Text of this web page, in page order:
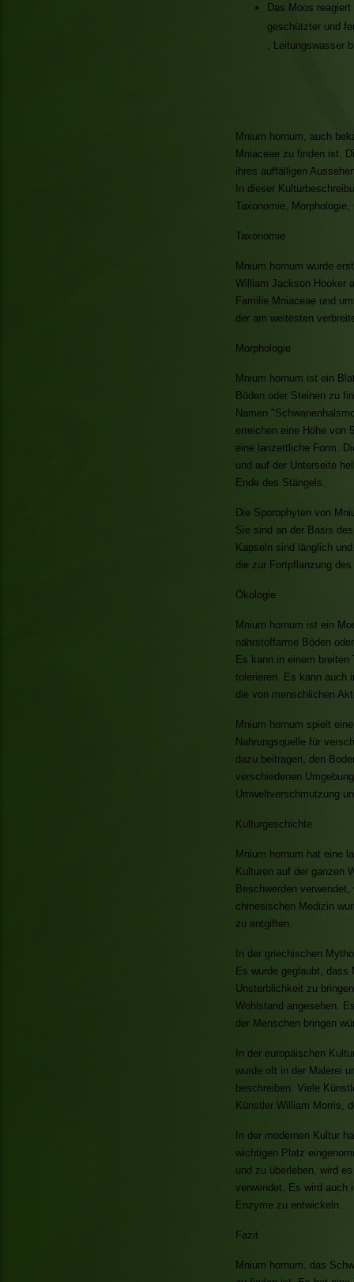
Das Moos
geschützter und
, Leitungswasser
Mnium hornum, auch
Mniaceae zu finden ist.
ihres auffälligen
In dieser
Taxonomie,
Taxonomie
Mnium hornum wurde
William Jackson Hooker
Familie Mniaceae und
der am weitesten
Morphologie
Mnium hornum ist ein
Böden oder Steinen zu
Namen
erreichen eine Höhe von
eine lanzettliche Form.
und auf der Unterseite
Ende des Stängels.
Die Sporophyten von
Sie sind an der Basis
Kapseln sind länglich
die zur Fortpflanzung
Ökologie
Mnium hornum ist ein
nährstoffarme Böden
Es kann in einem
tolerieren. Es kann auch
die von menschlichen
Mnium hornum spielt
Nahrungsquelle für
dazu beitragen, den
verschiedenen
Umweltverschmutzung
Kulturgeschichte
Mnium hornum hat eine
Kulturen auf der ganzen
Beschwerden
chinesischen Medizin
zu entgiften.
In der griechischen
Es wurde geglaubt, dass
Unsterblichkeit zu
Wohlstand angesehen.
der Menschen bringen
In der europäischen
wurde oft in der Malerei
beschreiben. Viele
Künstler William Morris,
In der modernen Kultur
wichtigen Platz
und zu überleben, wird
verwendet. Es wird auch
Enzyme zu entwickeln.
Fazit
Mnium hornum, das